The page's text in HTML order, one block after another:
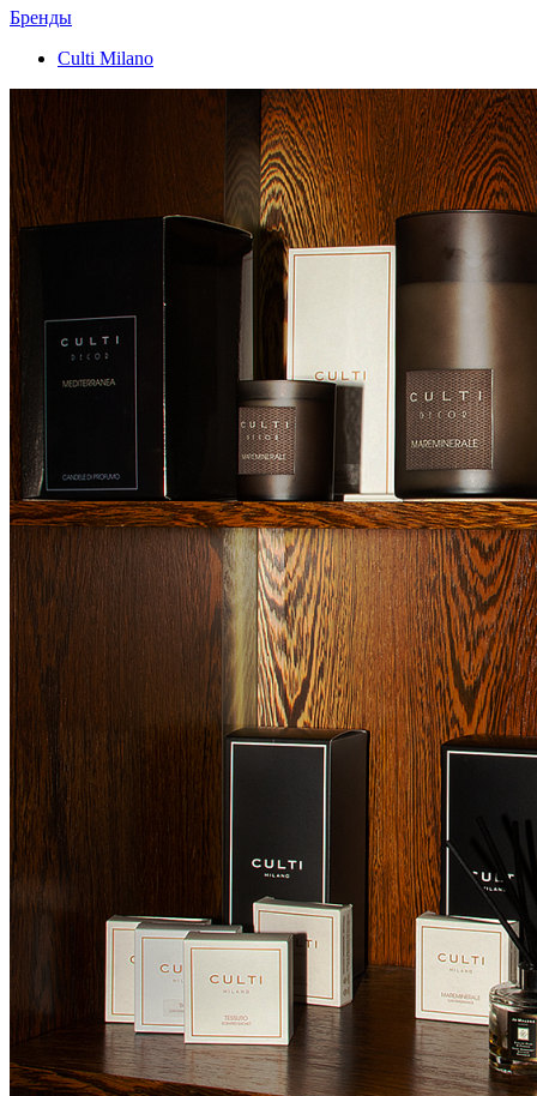
Бренды
Culti Milano